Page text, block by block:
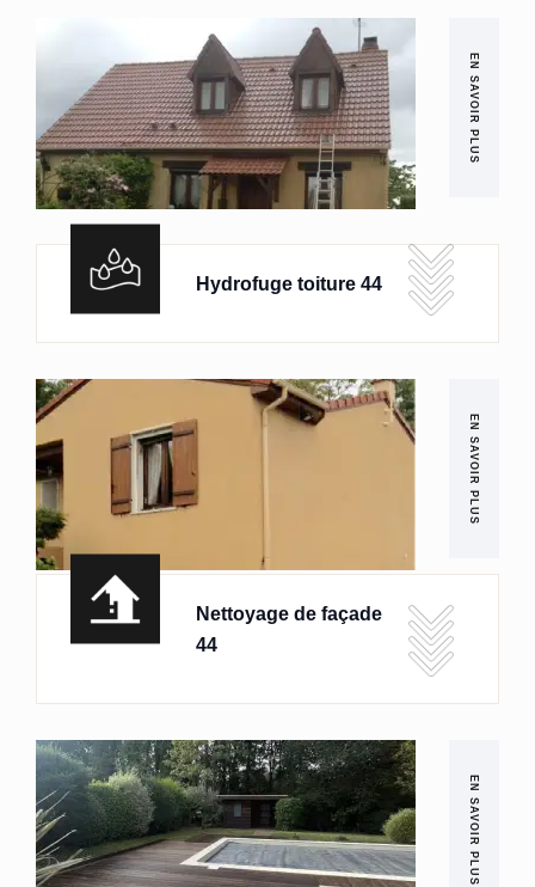
EN SAVOIR PLUS
Hydrofuge toiture 44
EN SAVOIR PLUS
Nettoyage de façade
44
EN SAVOIR PLUS